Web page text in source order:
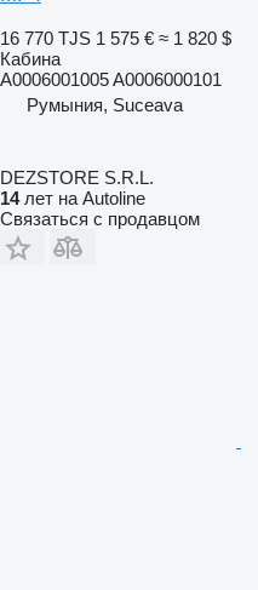
16 770 TJS 1 575 € ≈ 1 820 $
Кабина
A0006001005 A0006000101
Румыния, Suceava
DEZSTORE S.R.L.
14лет на Autoline
Связаться с продавцом